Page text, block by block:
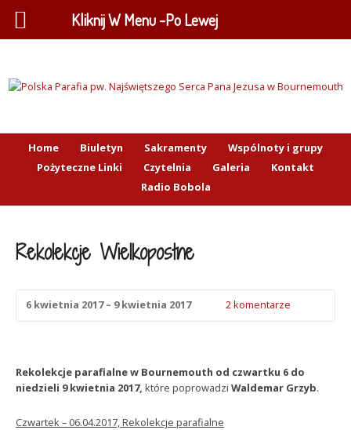
Home Biuletyn Sakramenty
Wspólnoty i grupy
Pożyteczne Linki
Czytelnia Galeria
Kontakt
Radio Bobola
Rekolekcje Wielkopostne
6 kwietnia 2017 – 9 kwietnia 2017 2 komentarze
Rekolekcje parafialne w Bournemouth od czwartku 6 do
niedzieli 9 kwietnia 2017, które poprowadzi Waldemar Grzyb.
Czwartek – 06.04.2017, Rekolekcje parafialne
Kliknij W Menu -Po Lewej